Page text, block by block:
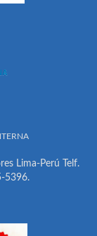
Lima-Perú Telf.
5396.